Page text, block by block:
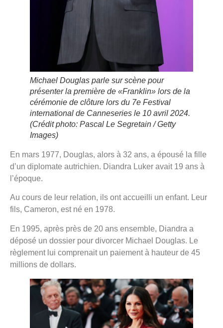
Michael Douglas parle sur scène pour
présenter la première de «Franklin» lors de la
cérémonie de clôture lors du 7e Festival
international de Canneseries le 10 avril 2024.
(Crédit photo: Pascal Le Segretain / Getty
Images)
En mars 1977, Douglas, alors à 32 ans, a épousé la fille
d’un diplomate autrichien. Diandra Luker avait 19 ans à
l’époque.
Au cours de leur relation, ils ont accueilli un enfant. Leur
fils, Cameron, est né en 1978.
En 1995, après près de 20 ans ensemble, Diandra a
déposé un dossier pour divorcer Michael Douglas. Le
règlement lui comprenait un paiement à hauteur de 45
millions de dollars.